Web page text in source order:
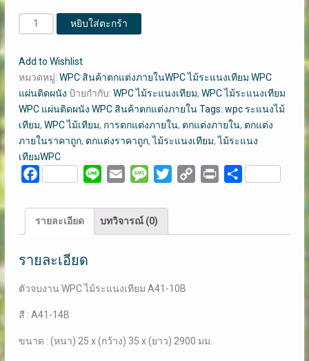
จำนวน
ตัว
งาน
WPC​
ไม้
ระแนง
เทียม
A41-
14B
ชิ้น
หยิบใส่ตะกร้า
Add to Wishlist
หมวดหมู่: WPC สินค้าตกแต่งภายในWPC ไม้ระแนงเทียม WPC
แผ่นติดผนัง ป้ายกำกับ: WPC ไม้ระแนงเทียม, WPC ไม้ระแนงเทียม
WPC แผ่นติดผนัง WPC สินค้าตกแต่งภายใน Tags: wpc ระแนงไม้
เทียม, WPC ไม้เทียม, การตกแต่งภายใน, ตกแต่งภายใน, ตกแต่ง
ภายในราคาถูก, ตกแต่งราคาถูก,ไม้ระแนงเทียม,ไม้ระแนง
เทียมWPC
Facebook Line Email MessageTwitterCopy
Print Share
รายละเอียด บทวิจารณ์ (0)
รายละเอียด
ตัวจบงาน WPC​ ไม้ระแนงเทียม A41-10B
สี : A41-14B
ขนาด : (หนา) 25 x (กว้าง) 35 x (ยาว) 2900 มม.